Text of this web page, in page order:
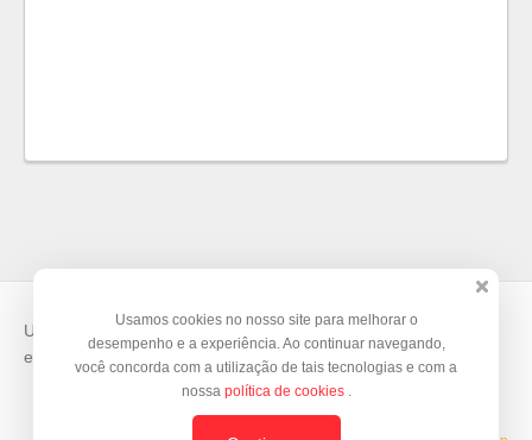
Use o
para vender suas inscrições e organizar seus
eventos.
Usamos cookies no nosso site para melhorar o
desempenho e a experiência. Ao continuar navegando,
você concorda com a utilização de tais tecnologias e com a
nossa política de cookies .